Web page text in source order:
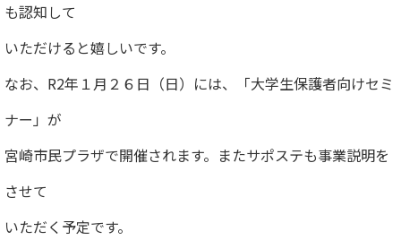
も認知して
いただけると嬉しいです。
なお、R2年１月２６日（日）には、「大学生保護者向けセミ
ナー」が
宮崎市民プラザで開催されます。またサポステも事業説明を
させて
いただく予定です。